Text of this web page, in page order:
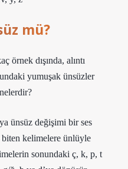
mü?
örnek dışında, alıntı
yumuşak ünsüzler
ünsüz değişimi bir ses
biten kelimelere ünlüyle
sonundaki ç, k, p, t